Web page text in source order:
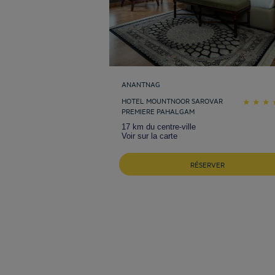
ANANTNAG
HOTEL MOUNTNOOR SAROVAR
PREMIERE PAHALGAM
17 km du centre-ville
Voir sur la carte
RÉSERVER